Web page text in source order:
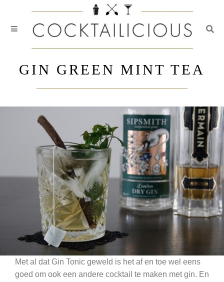
contentGIN GREEN MINT TEA
Met al dat Gin Tonic geweld is het af en toe wel eens
goed om ook een andere cocktail te maken met gin. En